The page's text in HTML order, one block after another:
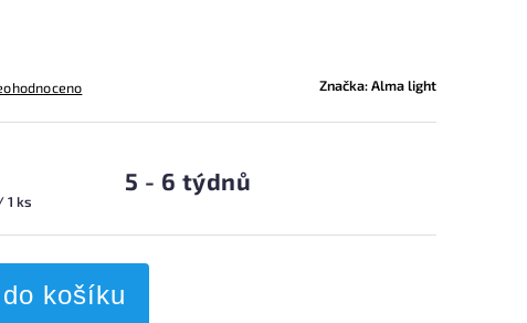
Značka:Alma light
1 ks
5 - 6 týdnů
košíku